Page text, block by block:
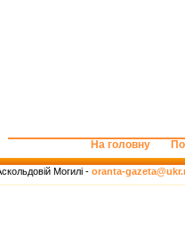
На головну
Могилі - oranta-